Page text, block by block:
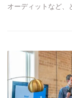
オーディットなど、